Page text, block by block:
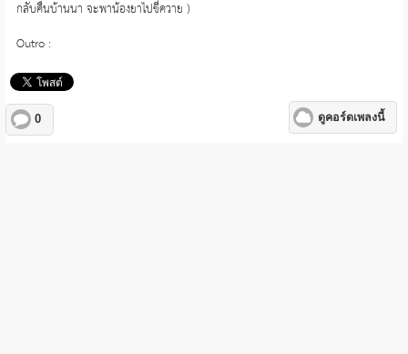
กลับคืนบ้านนา จะพาน้องยาไปขี่ควาย )
Outro :
0 ดูคอร์ดเพลงนี้